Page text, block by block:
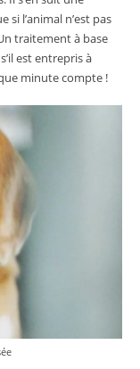
l’animal n’est pas
traitement à base
est entrepris à
minute compte !